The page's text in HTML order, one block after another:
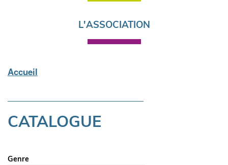
L'ASSOCIATION
Accueil
CATALOGUE
Genre